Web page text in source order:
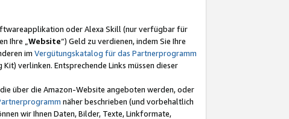
oder Alexa Skill (nur verfügbar für
Ihre „ Website“) Geld zu verdienen, indem Sie Ihre
im Vergütungskatalog für das Partnerprogramm
verlinken. Entsprechende Links müssen dieser
über die Amazon-Website angeboten werden, oder
näher beschrieben (und vorbehaltlich
wir Ihnen Daten, Bilder, Texte, Linkformate,